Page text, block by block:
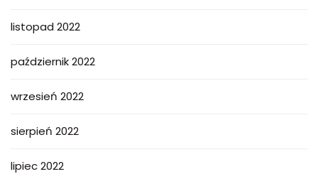
listopad 2022
październik 2022
wrzesień 2022
sierpień 2022
lipiec 2022